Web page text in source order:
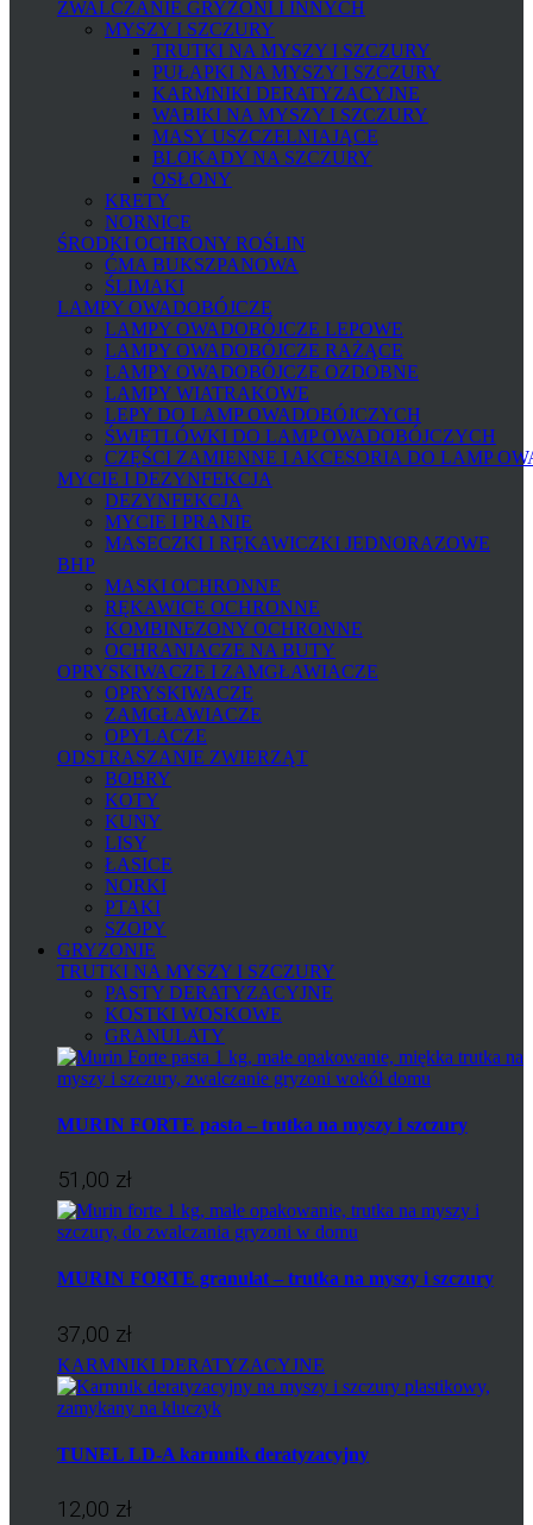
ZWALCZANIE GRYZONI I INNYCH
MYSZY I SZCZURY
TRUTKI NA MYSZY I SZCZURY
PUŁAPKI NA MYSZY I SZCZURY
KARMNIKI DERATYZACYJNE
WABIKI NA MYSZY I SZCZURY
MASY USZCZELNIAJĄCE
BLOKADY NA SZCZURY
OSŁONY
KRETY
NORNICE
ŚRODKI OCHRONY ROŚLIN
ĆMA BUKSZPANOWA
ŚLIMAKI
LAMPY OWADOBÓJCZE
LAMPY OWADOBÓJCZE LEPOWE
LAMPY OWADOBÓJCZE RAŻĄCE
LAMPY OWADOBÓJCZE OZDOBNE
LAMPY WIATRAKOWE
LEPY DO LAMP OWADOBÓJCZYCH
ŚWIETLÓWKI DO LAMP OWADOBÓJCZYCH
CZĘŚCI ZAMIENNE I AKCESORIA DO LAMP
MYCIE I DEZYNFEKCJA
DEZYNFEKCJA
MYCIE I PRANIE
MASECZKI I RĘKAWICZKI JEDNORAZOWE
BHP
MASKI OCHRONNE
RĘKAWICE OCHRONNE
KOMBINEZONY OCHRONNE
OCHRANIACZE NA BUTY
OPRYSKIWACZE I ZAMGŁAWIACZE
OPRYSKIWACZE
ZAMGŁAWIACZE
OPYLACZE
ODSTRASZANIE ZWIERZĄT
BOBRY
KOTY
KUNY
LISY
ŁASICE
NORKI
PTAKI
SZOPY
GRYZONIE
TRUTKI NA MYSZY I SZCZURY
PASTY DERATYZACYJNE
KOSTKI WOSKOWE
GRANULATY
MURIN FORTE pasta – trutka na myszy i szczury
51,00 zł
MURIN FORTE granulat – trutka na myszy i szczury
37,00 zł
KARMNIKI DERATYZACYJNE
TUNEL LD-A karmnik deratyzacyjny
12,00 zł